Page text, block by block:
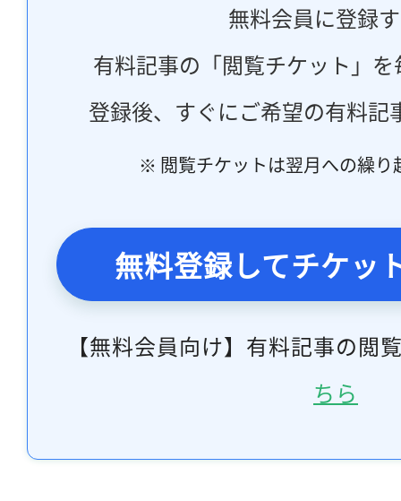
無料会員に登録
有料記事の「閲覧チケット」
登録後、すぐにご希望の有料記
※ 閲覧チケットは翌月への繰り
無料登録してチケッ
【無料会員向け】有料記事の閲
ちら